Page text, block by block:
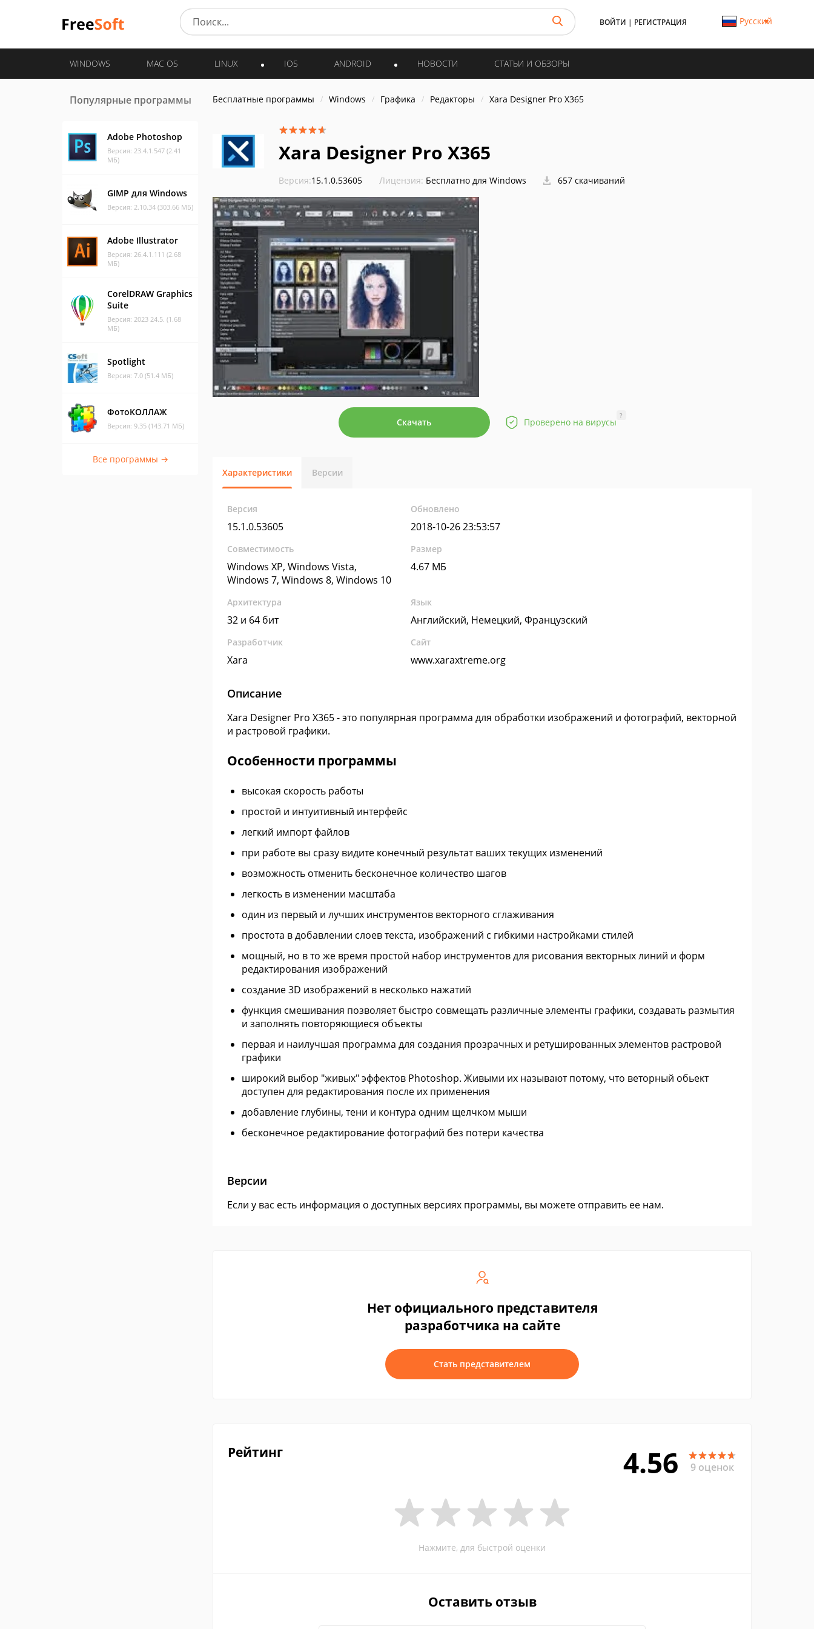
ВОЙТИ | РЕГИСТРАЦИЯ Русский
WINDOWS MAC OS LINUX IOS ANDROID НОВОСТИ СТАТЬИ И ОБЗОРЫ
Популярные программы
Adobe Photoshop
Версия: 23.4.1.547 (2.41
МБ)
GIMP для Windows
Версия: 2.10.34 (303.66 МБ)
Adobe Illustrator
Версия: 26.4.1.111 (2.68
МБ)
CorelDRAW Graphics
Suite
Версия: 2023 24.5. (1.68
МБ)
Spotlight
Версия: 7.0 (51.4 МБ)
ФотоКОЛЛАЖ
Версия: 9.35 (143.71 МБ)
Все программы →
Бесплатные программы Windows Графика Редакторы Xara Designer Pro X365
Xara Designer Pro X365
Версия:15.1.0.53605 Лицензия: Бесплатно для Windows 657 скачиваний
Скачать Проверено на вирусы
?
Характеристики Версии
Версия
15.1.0.53605
Обновлено
2018-10-26 23:53:57
Совместимость
Windows XP, Windows Vista,
Windows 7, Windows 8, Windows 10
Размер
4.67 МБ
Архитектура
32 и 64 бит
Язык
Английский, Немецкий, Французский
Разработчик
Xara
Сайт
www.xaraxtreme.org
Описание
Xara Designer Pro X365 - это популярная программа для обработки изображений и фотографий, векторной
и растровой графики.
Особенности программы
высокая скорость работы
простой и интуитивный интерфейс
легкий импорт файлов
при работе вы сразу видите конечный результат ваших текущих изменений
возможность отменить бесконечное количество шагов
легкость в изменении масштаба
один из первый и лучших инструментов векторного сглаживания
простота в добавлении слоев текста, изображений с гибкими настройками стилей
мощный, но в то же время простой набор инструментов для рисования векторных линий и форм
редактирования изображений
создание 3D изображений в несколько нажатий
функция смешивания позволяет быстро совмещать различные элементы графики, создавать размытия
и заполнять повторяющиеся объекты
первая и наилучшая программа для создания прозрачных и ретушированных элементов растровой
графики
широкий выбор "живых" эффектов Photoshop. Живыми их называют потому, что веторный обьект
доступен для редактирования после их применения
добавление глубины, тени и контура одним щелчком мыши
бесконечное редактирование фотографий без потери качества
Версии
Если у вас есть информация о доступных версиях программы, вы можете отправить ее нам.
Нет официального представителя
разработчика на сайте
Стать представителем
Рейтинг 4.56 9 оценок
Нажмите, для быстрой оценки
Оставить отзыв